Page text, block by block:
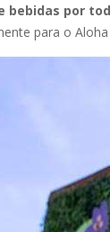
bebidas por
para o